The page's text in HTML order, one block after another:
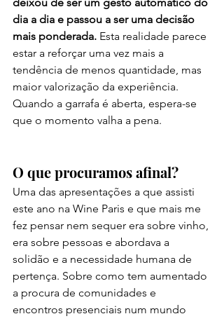
dia a dia e passou a ser uma decisão
mais ponderada. Esta realidade parece
estar a reforçar uma vez mais a
tendência de menos quantidade, mas
maior valorização da experiência.
Quando a garrafa é aberta, espera-se
que o momento valha a pena.
O que procuramos afinal?
Uma das apresentações a que assisti
este ano na Wine Paris e que mais me
fez pensar nem sequer era sobre vinho,
era sobre pessoas e abordava a
solidão e a necessidade humana de
pertença. Sobre como tem aumentado
a procura de comunidades e
encontros presenciais num mundo